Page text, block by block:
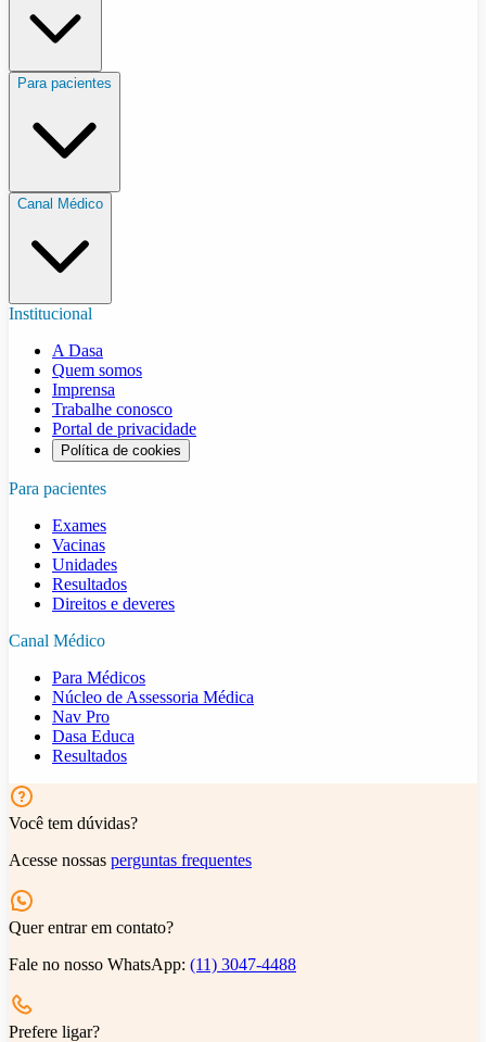
Para pacientes
Canal Médico
Institucional
A Dasa
Quem somos
Imprensa
Trabalhe conosco
Portal de privacidade
Política de cookies
Para pacientes
Exames
Vacinas
Unidades
Resultados
Direitos e deveres
Canal Médico
Para Médicos
Núcleo de Assessoria Médica
Nav Pro
Dasa Educa
Resultados
Você tem dúvidas?
Acesse nossas perguntas frequentes
Quer entrar em contato?
Fale no nosso WhatsApp: (11) 3047-4488
Prefere ligar?